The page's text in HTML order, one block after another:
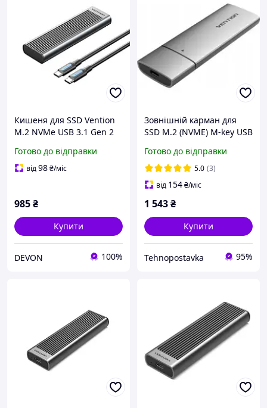
Кишеня для SSD Vention
M.2 NVMe USB 3.1 Gen 2
алюмінієва космічний
сірий
Готово до відправки
від98₴/міс
985₴
Купити
DEVON 100%
Зовнішній карман для
SSD M.2 (NVME) M-key USB
buzyna
Готово до відправки
5.0 (3)
від 154₴/міс
1 543₴
Купити
Tehnopostavka 95%